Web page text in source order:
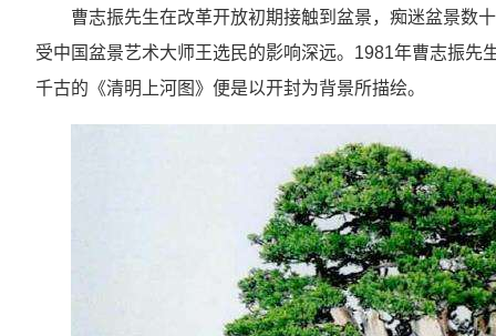
曹志振先生在改革开放初期接触到盆景，痴迷盆景数
受中国盆景艺术大师王选民的影响深远。1981年曹志振先
千古的《清明上河图》便是以开封为背景所描绘。